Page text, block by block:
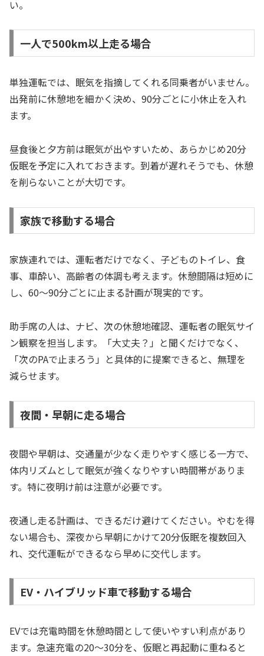
い。
一人で500km以上走る場合
単独運転では、眠気を指摘してくれる同乗者がいません。
出発前に休憩地を細かく決め、90分ごとに小休止を入れ
ます。
昼食後と夕方前は眠気が出やすいため、あらかじめ20分
仮眠を予定に入れておきます。到着が遅れそうでも、休憩
を削らないことが大切です。
家族で移動する場合
家族連れでは、運転者だけでなく、子どものトイレ、食
事、車酔い、高齢者の体調も考えます。休憩間隔は短めに
し、60〜90分ごとに止まる計画が現実的です。
助手席の人は、ナビ、次の休憩地確認、運転者の眠気サイ
ン観察を担当します。「大丈夫？」と聞くだけでなく、
「次のPAで止まろう」と具体的に提案できると、無理を
減らせます。
夜間・早朝に走る場合
夜間や早朝は、交通量が少なく走りやすく感じる一方で、
体内リズムとして眠気が強くなりやすい時間帯がありま
す。特に夜明け前は注意が必要です。
夜通し走る計画は、できるだけ避けてください。やむを得
ない場合も、深夜から早朝にかけて20分仮眠を複数回入
れ、交代運転ができるなら早めに交代します。
EV・ハイブリッド車で移動する場合
EVでは充電時間を休憩時間として使いやすい利点があり
ます。急速充電の20〜30分を、仮眠と再起動に重ねると